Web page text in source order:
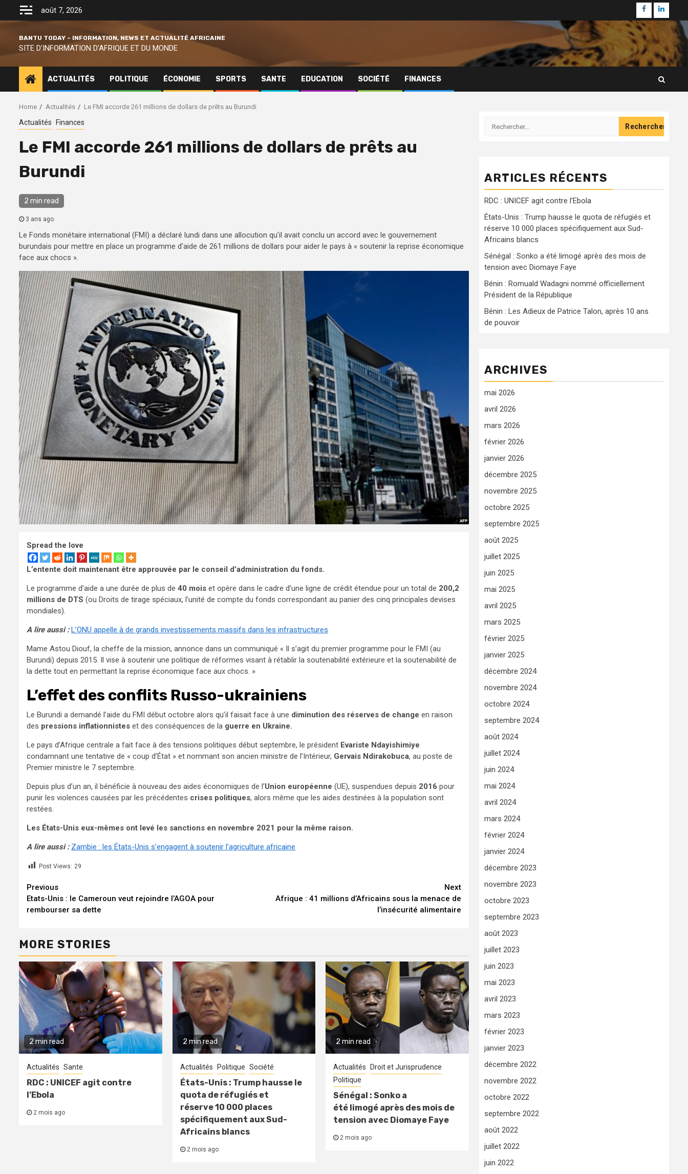
août 7, 2026 Facebook
BANTU TODAY – INFORMATION, NEWS ET ACTUALITÉ AFRICAINE
SITE D’INFORMATION D’AFRIQUE ET DU MONDE
ACTUALITÉS POLITIQUE ÉCONOMIE SPORTS SANTE EDUCATION SOCIÉTÉ FINANCES
Home Actualités Le FMI accorde 261 millions de dollars de prêts au Burundi
Actualités Finances
Le FMI accorde 261 millions de dollars de prêts au
Burundi
2 min read
3 ans ago
Le Fonds monétaire international (FMI) a déclaré lundi dans une allocution qu'il avait conclu un accord avec le gouvernement
burundais pour mettre en place un programme d'aide de 261 millions de dollars pour aider le pays à « soutenir la reprise économique
face aux chocs ».
Spread the love
L’entente doit maintenant être approuvée par le conseil d’administration du fonds.
Le programme d’aide a une durée de plus de 40 mois et opère dans le cadre d’une ligne de crédit étendue pour un total de 200,2
millions de DTS (ou Droits de tirage spéciaux, l’unité de compte du fonds correspondant au panier des cinq principales devises
mondiales).
A lire aussi :L’ONU appelle à de grands investissements massifs dans les infrastructures
Mame Astou Diouf, la cheffe de la mission, annonce dans un communiqué « Il s’agit du premier programme pour le FMI (au
Burundi) depuis 2015. Il vise à soutenir une politique de réformes visant à rétablir la soutenabilité extérieure et la soutenabilité de
la dette tout en permettant la reprise économique face aux chocs. »
L’effet des conflits Russo-ukrainiens
Le Burundi a demandé l’aide du FMI début octobre alors qu’il faisait face à une diminution des réserves de change en raison
des pressions inflationnistes et des conséquences de la guerre en Ukraine.
Le pays d’Afrique centrale a fait face à des tensions politiques début septembre, le président Evariste Ndayishimiye
condamnant une tentative de « coup d’État » et nommant son ancien ministre de l’Intérieur, Gervais Ndirakobuca, au poste de
Premier ministre le 7 septembre.
Depuis plus d’un an, il bénéficie à nouveau des aides économiques de l’Union européenne (UE), suspendues depuis 2016 pour
punir les violences causées par les précédentes crises politiques, alors même que les aides destinées à la population sont
restées.
Les États-Unis eux-mêmes ont levé les sanctions en novembre 2021 pour la même raison.
A lire aussi : Zambie : les États-Unis s’engagent à soutenir l’agriculture africaine
Post Views: 29
Continue
Reading
Previous
Etats-Unis : le Cameroun veut rejoindre l’AGOA pour
rembourser sa dette
Next
Afrique : 41 millions d’Africains sous la menace de
l’insécurité alimentaire
MORE STORIES
2 min read
Actualités Sante
RDC : UNICEF agit contre
l’Ebola
2 mois ago
2 min read
Actualités Politique Société
États-Unis : Trump hausse le
quota de réfugiés et
réserve 10 000 places
spécifiquement aux Sud-
Africains blancs
2 mois ago
2 min read
Actualités
Droit et Jurisprudence
Politique
Sénégal : Sonko a
été limogé après des mois de
tension avec Diomaye Faye
2 mois ago
Rechercher :
ARTICLES RÉCENTS
RDC : UNICEF agit contre l’Ebola
États-Unis : Trump hausse le quota de réfugiés et
réserve 10 000 places spécifiquement aux Sud-
Africains blancs
Sénégal : Sonko a été limogé après des mois de
tension avec Diomaye Faye
Bénin : Romuald Wadagni nommé officiellement
Président de la République
Bénin : Les Adieux de Patrice Talon, après 10 ans
de pouvoir
ARCHIVES
mai 2026
avril 2026
mars 2026
février 2026
janvier 2026
décembre 2025
novembre 2025
octobre 2025
septembre 2025
août 2025
juillet 2025
juin 2025
mai 2025
avril 2025
mars 2025
février 2025
janvier 2025
décembre 2024
novembre 2024
octobre 2024
septembre 2024
août 2024
juillet 2024
juin 2024
mai 2024
avril 2024
mars 2024
février 2024
janvier 2024
décembre 2023
novembre 2023
octobre 2023
septembre 2023
août 2023
juillet 2023
juin 2023
mai 2023
avril 2023
mars 2023
février 2023
janvier 2023
décembre 2022
novembre 2022
octobre 2022
septembre 2022
août 2022
juillet 2022
juin 2022